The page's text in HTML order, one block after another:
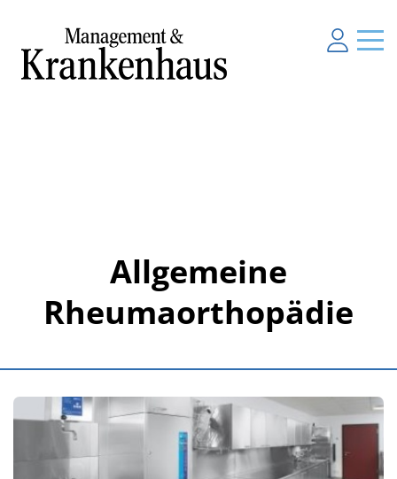
Allgemeine
Rheumaorthopädie